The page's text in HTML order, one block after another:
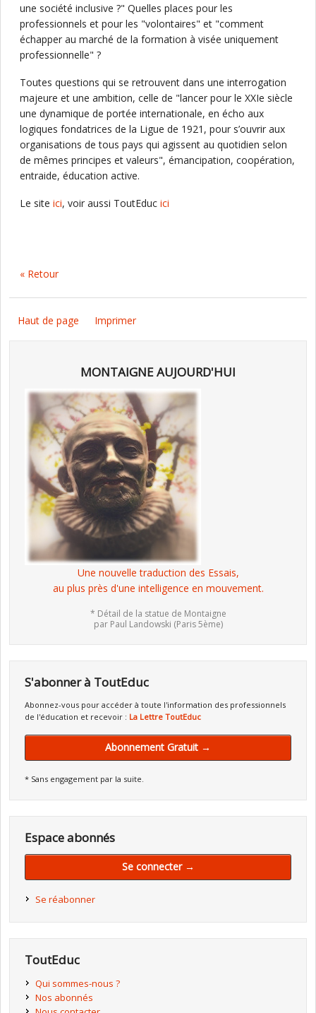
une société inclusive ?" Quelles places pour les
professionnels et pour les "volontaires" et "comment
échapper au marché de la formation à visée uniquement
professionnelle" ?
Toutes questions qui se retrouvent dans une interrogation
majeure et une ambition, celle de "lancer pour le XXIe siècle
une dynamique de portée internationale, en écho aux
logiques fondatrices de la Ligue de 1921, pour s’ouvrir aux
organisations de tous pays qui agissent au quotidien selon
de mêmes principes et valeurs", émancipation, coopération,
entraide, éducation active.
Le site ici, voir aussi ToutEduc ici
« Retour
Haut de page Imprimer
MONTAIGNE AUJOURD'HUI
Une nouvelle traduction des Essais,
au plus près d'une intelligence en mouvement.
* Détail de la statue de Montaigne
par Paul Landowski (Paris 5ème)
S'abonner à ToutEduc
Abonnez-vous pour accéder à toute l'information des professionnels
de l'éducation et recevoir : La Lettre ToutEduc
Abonnement Gratuit →
* Sans engagement par la suite.
Espace abonnés
Se connecter →
Se réabonner
ToutEduc
Qui sommes-nous ?
Nos abonnés